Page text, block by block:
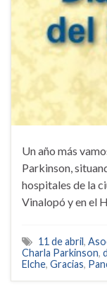
Un año más
Parkinson,
hospitales de la
Vinalopó y en el
11 de abril,
Charla Parkinson,
Elche, Gracias,